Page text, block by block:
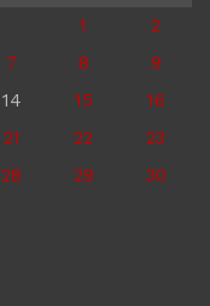
1
2
7 8
9
14 15
16
21 22
23
28 29
30